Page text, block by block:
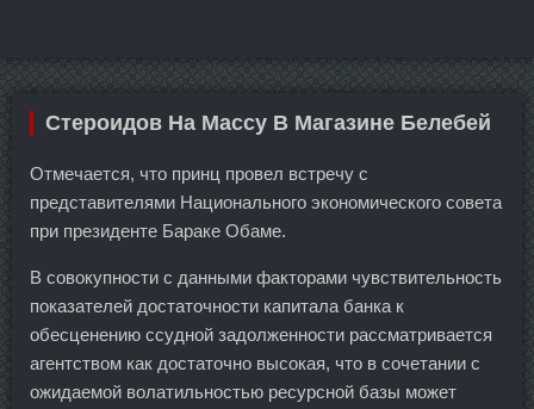
Стероидов На Массу В Магазине Белебей
Отмечается, что принц провел встречу с
представителями Национального экономического совета
при президенте Бараке Обаме.
В совокупности с данными факторами чувствительность
показателей достаточности капитала банка к
обесценению ссудной задолженности рассматривается
агентством как достаточно высокая, что в сочетании с
ожидаемой волатильностью ресурсной базы может